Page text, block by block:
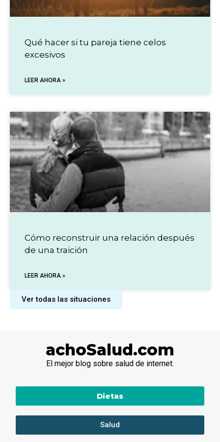
Qué hacer si tu pareja tiene celos
excesivos
LEER AHORA »
Cómo reconstruir una relación después
de una traición
LEER AHORA »
Ver todas las situaciones
achoSalud.com
El mejor blog sobre salud de internet.
Salud
Dietas